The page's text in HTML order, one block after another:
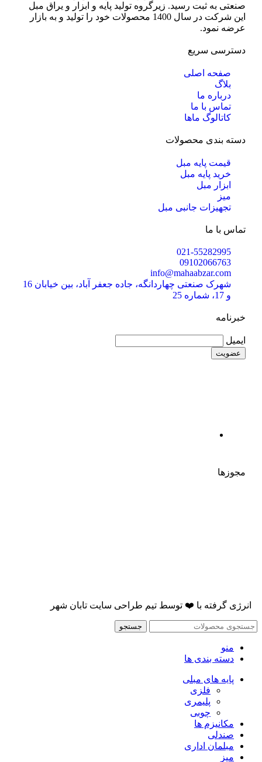
صنعتی به ثبت رسید. زیرگروه تولید پایه و ابزار و یراق مبل
این شرکت در سال 1400 محصولات خود را تولید و به بازار
عرضه نمود.
دسترسی سریع
صفحه اصلی
بلاگ
درباره ما
تماس با ما
کاتالوگ ماها
دسته بندی محصولات
قیمت پایه مبل
خرید پایه مبل
ابزار مبل
میز
تجهیزات جانبی مبل
تماس با ما
021-55282995
09102066763
info@mahaabzar.com
شهرک صنعتی چهاردانگه، جاده جعفر آباد، بین خیابان 16
و 17، شماره 25
خبرنامه
ایمیل
مجوزها
انرژی گرفته با ❤️ توسط تیم طراحی سایت تابان شهر
جستجو
منو
دسته بندی ها
پایه های مبلی
فلزی
پلیمری
چوبی
مکانیزم ها
صندلی
مبلمان اداری
میز